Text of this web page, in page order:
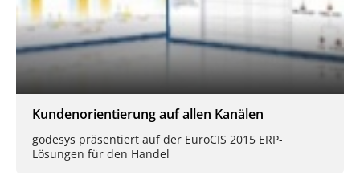
Kundenorientierung auf allen Kanälen
godesys präsentiert auf der EuroCIS 2015 ERP-
Lösungen für den Handel